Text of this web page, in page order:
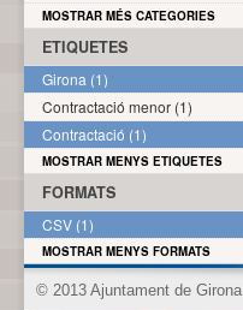
MOSTRAR MÉS CATEGORIES
ETIQUETES
Girona (1)
Contractació menor (1)
Contractació (1)
MOSTRAR MENYS ETIQUETES
FORMATS
CSV (1)
MOSTRAR MENYS FORMATS
© 2013 Ajuntament de Girona